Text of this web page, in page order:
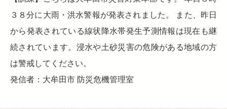
３８分に大雨・洪水警報が発表されました。 また、昨日
から発表されている線状降水帯発生予測情報は現在も継
続されています。浸水や土砂災害の危険がある地域の方
は警戒してください。
発信者：大牟田市 防災危機管理室